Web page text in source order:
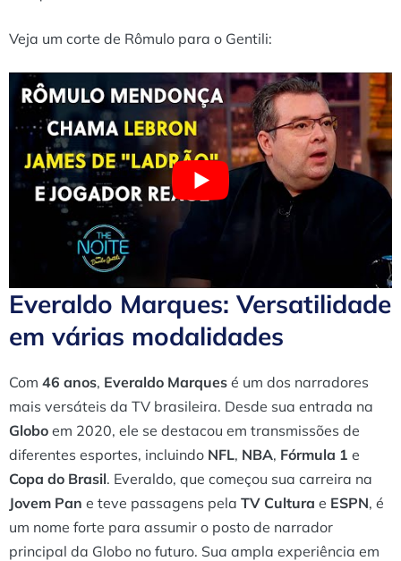
Veja um corte de Rômulo para o Gentili:
Everaldo Marques: Versatilidade
em várias modalidades
Com 46 anos, Everaldo Marques é um dos narradores
mais versáteis da TV brasileira. Desde sua entrada na
Globo em 2020, ele se destacou em transmissões de
diferentes esportes, incluindo NFL, NBA, Fórmula 1 e
Copa do Brasil. Everaldo, que começou sua carreira na
Jovem Pan e teve passagens pela TV Cultura e ESPN, é
um nome forte para assumir o posto de narrador
principal da Globo no futuro. Sua ampla experiência em